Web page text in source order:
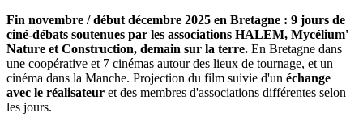
Fin novembre / début décembre 2025 en Bretagne : 9 jours de
ciné-débats soutenues par les associations HALEM, Mycélium'
Nature et Construction, demain sur la terre. En Bretagne dans
une coopérative et 7 cinémas autour des lieux de tournage, et un
cinéma dans la Manche. Projection du film suivie d'un échange
avec le réalisateur et des membres d'associations différentes selon
les jours.